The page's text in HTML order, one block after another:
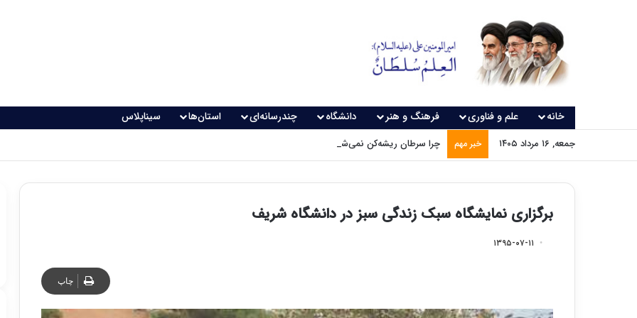
خانه علم و فناوری فرهنگ و هنر دانشگاه چندرسانه‌ای استان‌ها سیناپلاس
جمعه, ۱۶ مرداد ۱۴۰۵ خبر مهم چرا سرطان ریشه‌کن نمی‌شود؟
برگزاری نمایشگاه سبک زندگی سبز در دانشگاه شریف
۱۳۹۵-۰۷-۱۱
چاپ